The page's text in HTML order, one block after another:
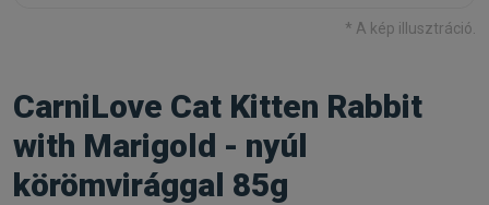
* A kép illusztráció.
CarniLove Cat Kitten Rabbit
with Marigold - nyúl
körömvirággal 85g